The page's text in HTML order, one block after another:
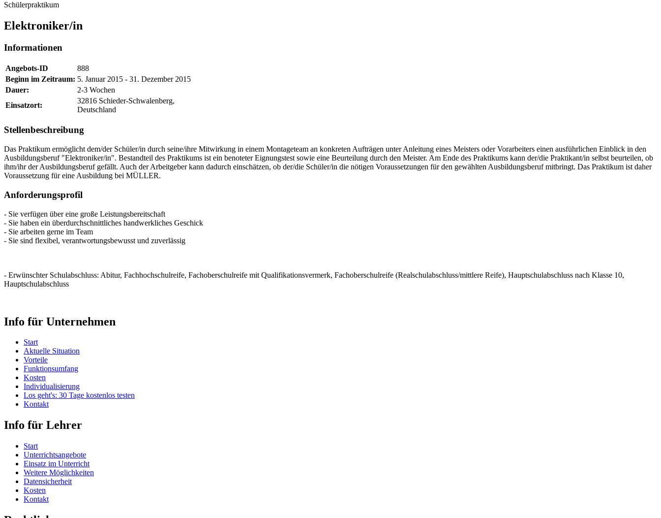
Schülerpraktikum
Elektroniker/in
Informationen
Angebots-ID
888
Beginn im Zeitraum: 5. Januar 2015 - 31. Dezember 2015
Dauer:
2-3 Wochen
Einsatzort:
32816 Schieder-Schwalenberg,
Deutschland
Stellenbeschreibung
Das Praktikum ermöglicht dem/der Schüler/in durch seine/ihre Mitwirkung in einem Montageteam an konkreten Aufträgen unter Anleitung eines Meisters oder Vorarbeiters einen ausführlichen Einblick in den
Ausbildungsberuf "Elektroniker/in". Bestandteil des Praktikums ist ein benoteter Eignungstest sowie eine Beurteilung durch den Meister. Am Ende des Praktikums kann der/die Praktikant/in selbst beurteilen, ob
ihm/ihr der Ausbildungsberuf gefällt. Auch der Arbeitgeber kann dadurch einschätzen, ob der/die Schüler/in die nötigen Voraussetzungen für den gewählten Ausbildungsberuf mitbringt. Das Praktikum ist daher
Voraussetzung für eine Ausbildung bei MÜLLER.
Anforderungsprofil
- Sie verfügen über eine große Leistungsbereitschaft
- Sie haben ein überdurchschnittliches handwerkliches Geschick
- Sie arbeiten gerne im Team
- Sie sind flexibel, verantwortungsbewusst und zuverlässig
- Erwünschter Schulabschluss: Abitur, Fachhochschulreife, Fachoberschulreife mit Qualifikationsvermerk, Fachoberschulreife (Realschulabschluss/mittlere Reife), Hauptschulabschluss nach Klasse 10,
Hauptschulabschluss
Info für Unternehmen
Start
Aktuelle Situation
Vorteile
Funktionsumfang
Kosten
Individualisierung
Los geht's: 30 Tage kostenlos testen
Kontakt
Info für Lehrer
Start
Unterrichtsangebote
Einsatz im Unterricht
Weitere Möglichkeiten
Datensicherheit
Kosten
Kontakt